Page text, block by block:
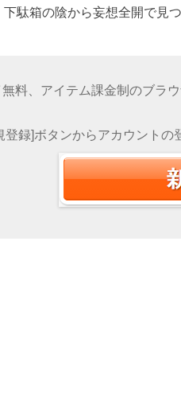
下駄箱の陰から妄想全開で見
料、アイテム課金制のブラ
録]ボタンからアカウントの